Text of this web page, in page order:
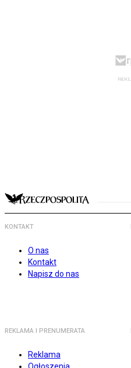
KONTAKT
O nas
Kontakt
Napisz do nas
REKLAMA I PRENUMERATA
Reklama